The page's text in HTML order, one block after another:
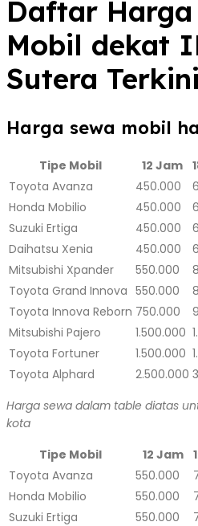
Daftar Harga
Mobil dekat
Sutera Terkini
Harga sewa mobil
Tipe Mobil 12 Jam
Toyota Avanza
450.000
Honda Mobilio
450.000
Suzuki Ertiga
450.000
Daihatsu Xenia
450.000
Mitsubishi Xpander
550.000
Toyota Grand Innova 550.000
Toyota Innova Reborn 750.000
Mitsubishi Pajero
1.500.000
Toyota Fortuner
1.500.000
Toyota Alphard
2.500.000
Harga sewa dalam table diatas
kota
Tipe Mobil
12 Jam
Toyota Avanza
550.000
Honda Mobilio
550.000
Suzuki Ertiga
550.000